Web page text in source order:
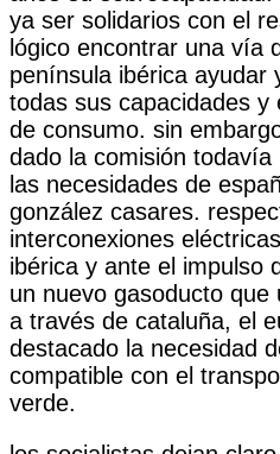
ya ser solidarios con el
lógico encontrar una vía
península ibérica ayudar
todas sus capacidades y
de consumo. sin
dado la comisión
las necesidades de
gonzález casares.
interconexiones
ibérica y ante el impulso
un nuevo gasoducto
a través de cataluña, el
destacado la necesidad
compatible con el
verde.